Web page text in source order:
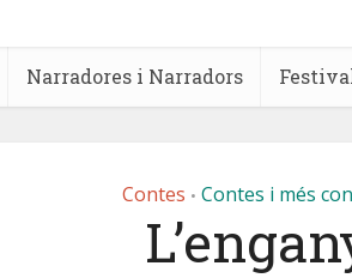
Narradores i Narradors
Contes • Contes i més